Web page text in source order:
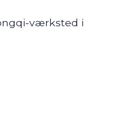
værksted i